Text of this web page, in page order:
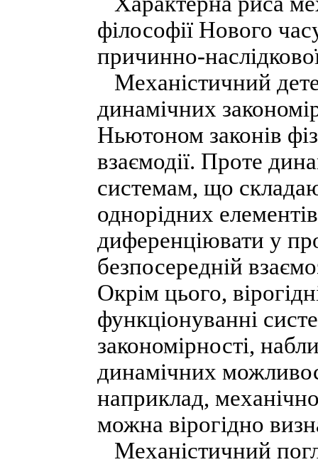
філософії Нового
причинно-
Механістичний
динамічних
Ньютоном законів
взаємодії. Проте
системам, що
однорідних
диференціювати у
безпосередній
Окрім цього,
функціонуванні
закономірності,
динамічних
наприклад,
можна вірогідно
Механістичний